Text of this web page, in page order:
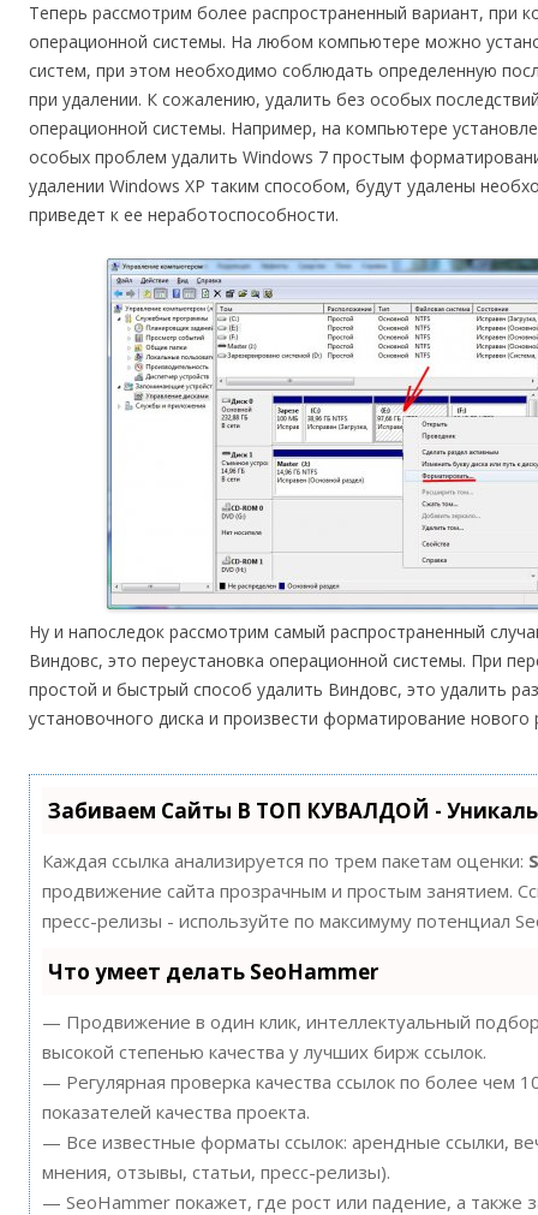
Теперь рассмотрим более распространенный вариант, при
операционной системы. На любом компьютере можно
систем, при этом необходимо соблюдать определенную
при удалении. К сожалению, удалить без особых
операционной системы. Например, на компьютере
особых проблем удалить Windows 7 простым
удалении Windows XP таким способом, будут удалены
приведет к ее неработоспособности.
Ну и напоследок рассмотрим самый распространенный
Виндовс, это переустановка операционной системы. При
простой и быстрый способ удалить Виндовс, это удалить
установочного диска и произвести форматирование нового
Забиваем Сайты В ТОП КУВАЛДОЙ -
Каждая ссылка анализируется по трем пакетам оценки:
продвижение сайта прозрачным и простым занятием.
пресс-релизы - используйте по максимуму потенциал
Что умеет делать SeoHammer
— Продвижение в один клик, интеллектуальный
высокой степенью качества у лучших бирж ссылок.
— Регулярная проверка качества ссылок по более чем
показателей качества проекта.
— Все известные форматы ссылок: арендные ссылки,
мнения, отзывы, статьи, пресс-релизы).
— SeoHammer покажет, где рост или падение, а также